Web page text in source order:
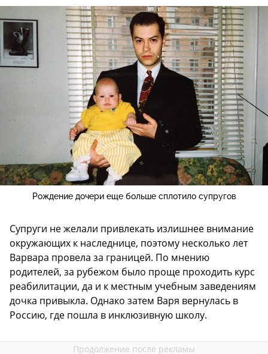
Рождение дочери еще больше сплотило супругов
Супруги не желали привлекать излишнее внимание
окружающих к наследнице, поэтому несколько лет
Варвара провела за границей. По мнению
родителей, за рубежом было проще проходить курс
реабилитации, да и к местным учебным заведениям
дочка привыкла. Однако затем Варя вернулась в
Россию, где пошла в инклюзивную школу.